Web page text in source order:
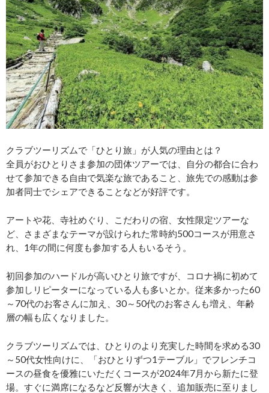
クラブツーリズムで「ひとり旅」が人気の理由とは？
全員がおひとりさま参加の団体ツアーでは、自分の都合に合わ
せて参加できる自由で気楽な旅であること、旅先での感動は参
加者同士でシェアできることなどが好評です。
アートや花、寺社めぐり、こだわりの宿、女性限定ツアーな
ど、さまざまなテーマが設けられた常時約500コースが用意さ
れ、1年の間に何度も参加する人もいるそう。
初回参加のハードルが高いひとり旅ですが、コロナ禍に初めて
参加しリピーターになっている人も多いとか。従来多かった60
～70代のお客さんに加え、30～50代のお客さんも増え、年齢
層の幅も広くなりました。
クラブツーリズムでは、ひとりのより充実した時間を求める30
～50代女性向けに、「おひとりずつ1テーブル」でフレンチコ
ースの昼食を優雅にいただくコースが2024年7月から新たに登
場。すぐに満席になるなど反響が大きく、追加販売に至りまし